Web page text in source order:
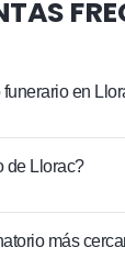
en
de Llorac?
más